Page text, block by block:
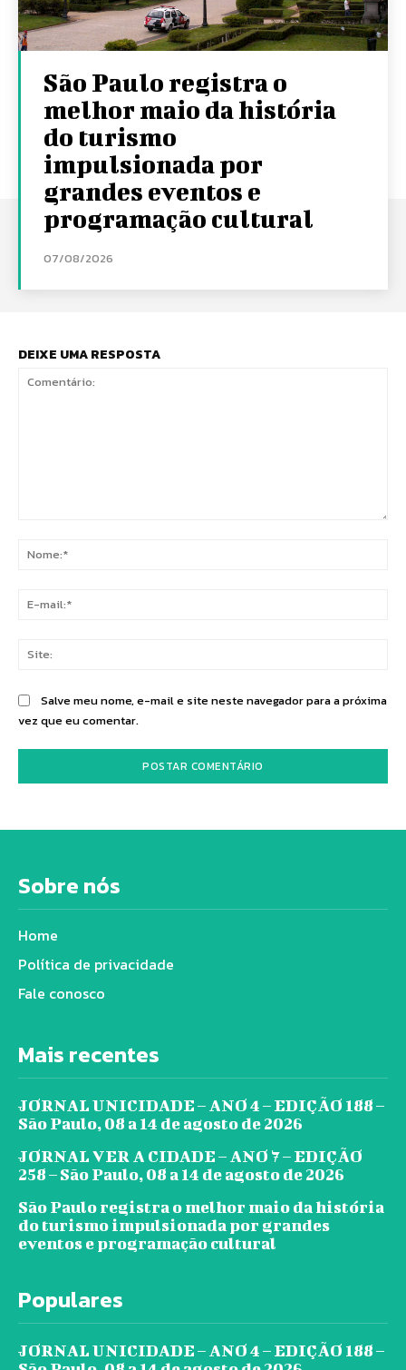
São Paulo registra o
melhor maio da história
do turismo
impulsionada por
grandes eventos e
programação cultural
07/08/2026
DEIXE UMA RESPOSTA
Salve meu nome, e-mail e site neste navegador para a próxima
vez que eu comentar.
Sobre nós
Home
Política de privacidade
Fale conosco
Mais recentes
JORNAL UNICIDADE – ANO 4 – EDIÇÃO 188 –
São Paulo, 08 a 14 de agosto de 2026
JORNAL VER A CIDADE – ANO 7 – EDIÇÃO
258 – São Paulo, 08 a 14 de agosto de 2026
São Paulo registra o melhor maio da história
do turismo impulsionada por grandes
eventos e programação cultural
Populares
JORNAL UNICIDADE – ANO 4 – EDIÇÃO 188 –